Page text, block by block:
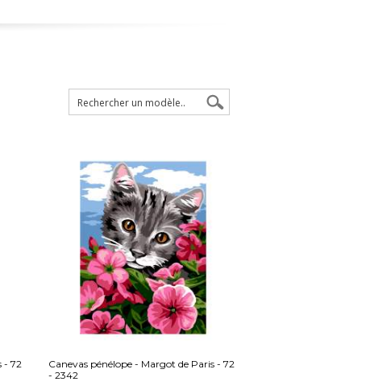
- 72
Canevas pénélope - Margot de Paris - 72
- 2342